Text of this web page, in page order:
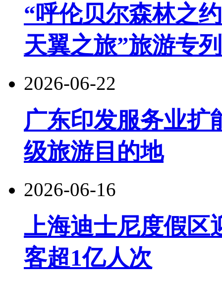
“呼伦贝尔森林之
天翼之旅”旅游专
2026-06-22
广东印发服务业扩
级旅游目的地
2026-06-16
上海迪士尼度假区
客超1亿人次